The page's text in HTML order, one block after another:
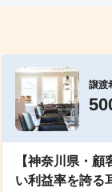
譲渡
【神奈川県・
い利益率を誇る